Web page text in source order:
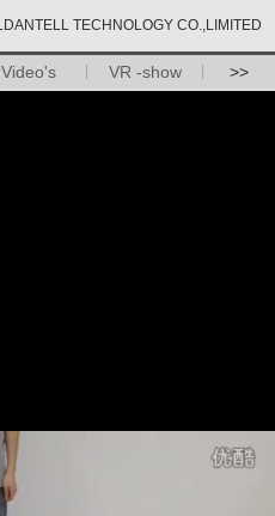
TECHNOLOGY CO.,LIMITED
Video's VR -show >>